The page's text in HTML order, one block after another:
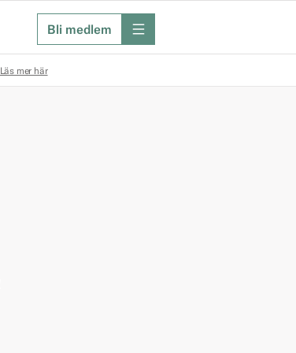
Bli medlem meny
Läs mer här